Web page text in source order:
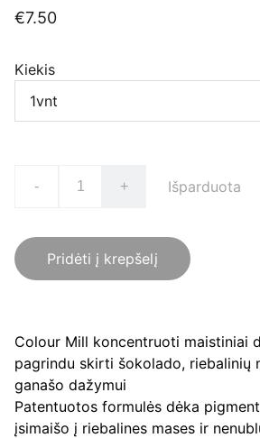
€7.50
Kiekis
- + Išparduota
Pridėti į krepšelį
Colour Mill koncentruoti maistiniai
pagrindu skirti šokolado, riebalinių
ganašo dažymui
Patentuotos formulės dėka
įsimaišo į riebalines mases ir